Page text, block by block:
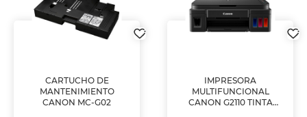
CARTUCHO DE
MANTENIMIENTO
CANON MC-G02
IMPRESORA
MULTIFUNCIONAL
CANON G2110 TINTA